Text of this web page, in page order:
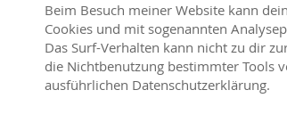
Beim Besuch meiner Website kann
Cookies und mit sogenannten
Das Surf-Verhalten kann nicht zu dir
die Nichtbenutzung bestimmter Tools
ausführlichen Datenschutzerklärung.